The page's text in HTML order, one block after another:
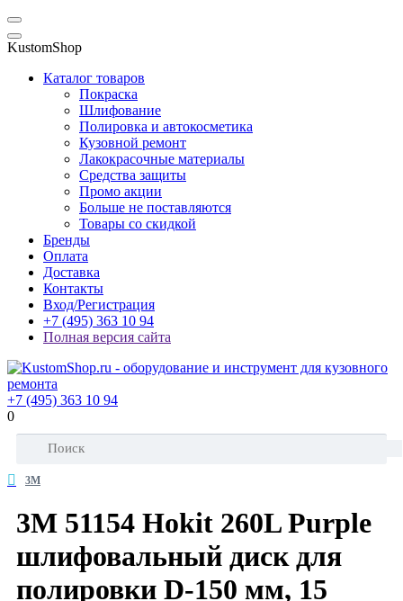
KustomShop
Каталог товаров
Покраска
Шлифование
Полировка и автокосметика
Кузовной ремонт
Лакокрасочные материалы
Средства защиты
Промо акции
Больше не поставляются
Товары со скидкой
Бренды
Оплата
Доставка
Контакты
Вход/Регистрация
+7 (495) 363 10 94
Полная версия сайта
+7 (495) 363 10 94
0
3M
3М 51154 Hokit 260L Purple
шлифовальный диск для
полировки D-150 мм, 15